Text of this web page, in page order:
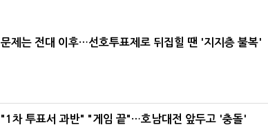
문제는 전대 이후…선호투표제로 뒤집힐 땐 '지지층 불복'
"1차 투표서 과반" "게임 끝"…호남대전 앞두고 '충돌'